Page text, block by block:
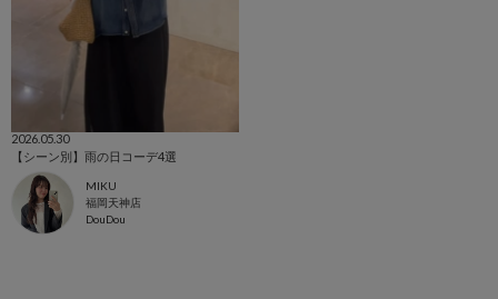
2026.05.30
【シーン別】雨の日コーデ4選
MIKU
福岡天神店
DouDou